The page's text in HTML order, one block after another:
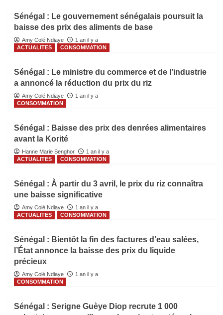
Sénégal : Le gouvernement sénégalais poursuit la
baisse des prix des aliments de base
Amy Colé Ndiaye
1 an il y a
ACTUALITES
CONSOMMATION
Sénégal : Le ministre du commerce et de l’industrie
a annoncé la réduction du prix du riz
Amy Colé Ndiaye
1 an il y a
CONSOMMATION
Sénégal : Baisse des prix des denrées alimentaires
avant la Korité
Hanne Marie Senghor
1 an il y a
ACTUALITES
CONSOMMATION
Sénégal : À partir du 3 avril, le prix du riz connaîtra
une baisse significative
Amy Colé Ndiaye
1 an il y a
ACTUALITES
CONSOMMATION
Sénégal : Bientôt la fin des factures d’eau salées,
l’État annonce la baisse des prix du liquide
précieux
Amy Colé Ndiaye
1 an il y a
CONSOMMATION
Sénégal : Serigne Guèye Diop recrute 1 000